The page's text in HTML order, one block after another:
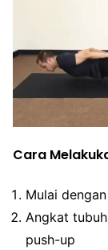
Cara
Mulai
Angkat
push-up